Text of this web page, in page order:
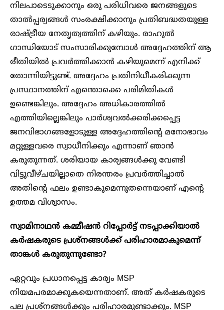
നിലപാടെടുക്കാനും ഒരു പരിധിവരെ ജനങ്ങളുടെ
താൽപ്പര്യങ്ങൾ സംരക്ഷിക്കാനും പ്രതിബദ്ധതയുള്ള
രാഷ്ട്രീയ നേതൃത്വത്തിന് കഴിയും. രാഹുൽ
ഗാന്ധിയോട് സംസാരിക്കുമ്പോൾ അദ്ദേഹത്തിന് ആ
രീതിയിൽ പ്രവർത്തിക്കാൻ കഴിയുമെന്ന് എനിക്ക്
തോന്നിയിട്ടുണ്ട്. അദ്ദേഹം പ്രതിനിധീകരിക്കുന്ന
പ്രസ്ഥാനത്തിന് എന്തൊക്കെ പരിമിതികൾ
ഉണ്ടെങ്കിലും. അദ്ദേഹം അധികാരത്തിൽ
എത്തിയില്ലെങ്കിലും പാർശ്വവൽക്കരിക്കപ്പെട്ട
ജനവിഭാഗങ്ങളോടുള്ള അദ്ദേഹത്തിന്റെ മനോഭാവം
മറ്റുള്ളവരെ സ്വാധീനിക്കും എന്നാണ് ഞാൻ
കരുതുന്നത്. ശരിയായ കാര്യങ്ങൾക്കു വേണ്ടി
വിട്ടുവീഴ്ചയില്ലാതെ നിരന്തരം പ്രവർത്തിച്ചാൽ
അതിന്റെ ഫലം ഉണ്ടാകുമെന്നുതന്നെയാണ് എന്റെ
ഉത്തമ വിശ്വാസം.
സ്വാമിനാഥൻ കമ്മീഷൻ റിപ്പോർട്ട് നടപ്പാക്കിയാൽ
കർഷകരുടെ പ്രശ്നങ്ങൾക്ക് പരിഹാരമാകുമെന്ന്
താങ്കൾ കരുതുന്നുണ്ടോ?
ഏറ്റവും പ്രധാനപ്പെട്ട കാര്യം MSP
നിയമപരമാക്കുകയെന്നതാണ്. അത് കർഷകരുടെ
പല പ്രശ്നങ്ങൾക്കും പരിഹാരമുണ്ടാക്കും. MSP